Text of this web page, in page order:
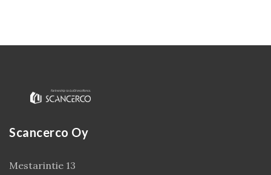
Scancerco Oy
Mestarintie 13